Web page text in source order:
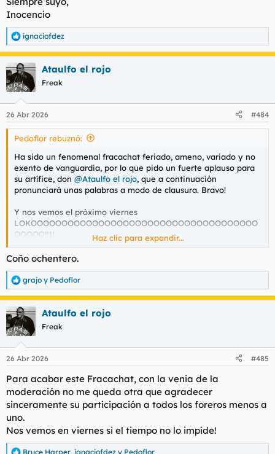
Inocencio
R
e
a
c
c
i
e
s
ignaciofdez
Ataulfo el rojo
Freak
26 Abr 2026 #484
Pedoflor rebuznó:
Ha sido un fenomenal fracachat feriado, ameno, variado y no
exento de vanguardia, por lo que pido un fuerte aplauso para
su artífice, don @Ataulfo el rojo, que a continuación
pronunciará unas palabras a modo de clausura. Bravo!
Y nos vemos el próximo viernes
LOKOOOOOOOOOOOOOOOOOOOOOOOOOOOOOOOOOOOOO
OOOOO!!1!
Ver el archivos adjunto 218285
Pedazo coño.
Haz clic para expandir...
Coño ochentero.
R
e
a
c
c
i
e
:
grajo y Pedoflor
Ataulfo el rojo
Freak
26 Abr 2026 #485
Para acabar este Fracachat, con la venia de la
moderación no me queda otra que agradecer
sinceramente su participación a todos los foreros menos a
uno.
Nos vemos en viernes si el tiempo no lo impide!
Bruce Harper, ignaciofdez y Pedoflor